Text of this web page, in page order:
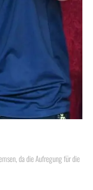
da die Aufregung für die